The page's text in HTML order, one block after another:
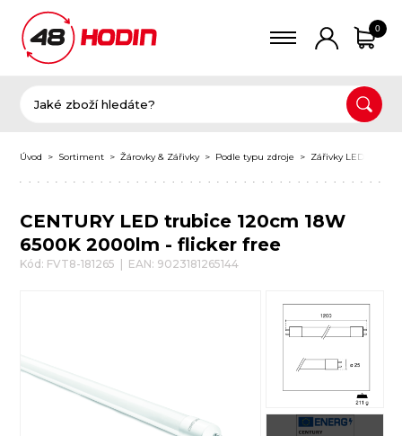
0
Úvod Sortiment Žárovky & Zářivky Podle typu zdroje Zářivky LED T8
CENTURY LED trubice 120cm 18W
6500K 2000lm - flicker free
Kód: FVT8-181265 | EAN: 9023181265144